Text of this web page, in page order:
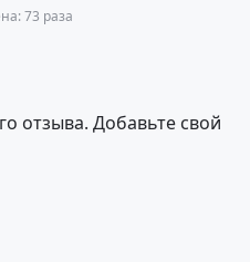
73 раза
отзыва. Добавьте свой